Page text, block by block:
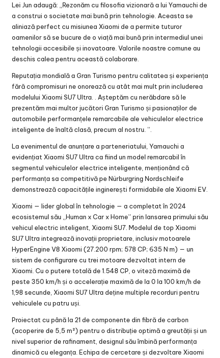
Lei Jun adaugă: „Rezonăm cu filosofia vizionară a lui Yamauchi de
a construi o societate mai bună prin tehnologie. Aceasta se
aliniază perfect cu misiunea Xiaomi de a permite tuturor
oamenilor să se bucure de o viață mai bună prin intermediul unei
tehnologii accesibile și inovatoare. Valorile noastre comune au
deschis calea pentru această colaborare.
Reputația mondială a Gran Turismo pentru calitatea și experiența
fără compromisuri ne onorează cu atât mai mult prin includerea
modelului Xiaomi SU7 Ultra. . Așteptăm cu nerăbdare să le
prezentăm mai multor jucători Gran Turismo și pasionaților de
automobile performanțele remarcabile ale vehiculelor electrice
inteligente de înaltă clasă, precum al nostru. ”.
La evenimentul de anunțare a parteneriatului, Yamauchi a
evidențiat Xiaomi SU7 Ultra ca fiind un model remarcabil în
segmentul vehiculelor electrice inteligente, menționând că
performanța sa competitivă pe Nürburgring Nordschleife
demonstrează capacitățile inginerești formidabile ale Xiaomi EV.
Xiaomi — lider global în tehnologie — a completat în 2024
ecosistemul său „Human x Car x Home” prin lansarea primului său
vehicul electric inteligent, Xiaomi SU7. Modelul de top Xiaomi
SU7 Ultra integrează inovații proprietare, inclusiv motoarele
HyperEngine V8 Xiaomi (27.200 rpm; 578 CP; 635 N·m) — un
sistem de configurare cu trei motoare dezvoltat intern de
Xiaomi. Cu o putere totală de 1.548 CP, o viteză maximă de
peste 350 km/h și o accelerație maximă de la 0 la 100 km/h de
1,98 secunde, Xiaomi SU7 Ultra deține multiple recorduri pentru
vehiculele cu patru uși.
Proiectat cu până la 21 de componente din fibră de carbon
(acoperire de 5,5 m²) pentru o distribuție optimă a greutății și un
nivel superior de rafinament, designul său îmbină performanța
dinamică cu eleganța. Echipa de cercetare și dezvoltare Xiaomi